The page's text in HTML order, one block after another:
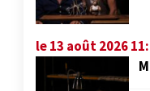
le 13 août 2026